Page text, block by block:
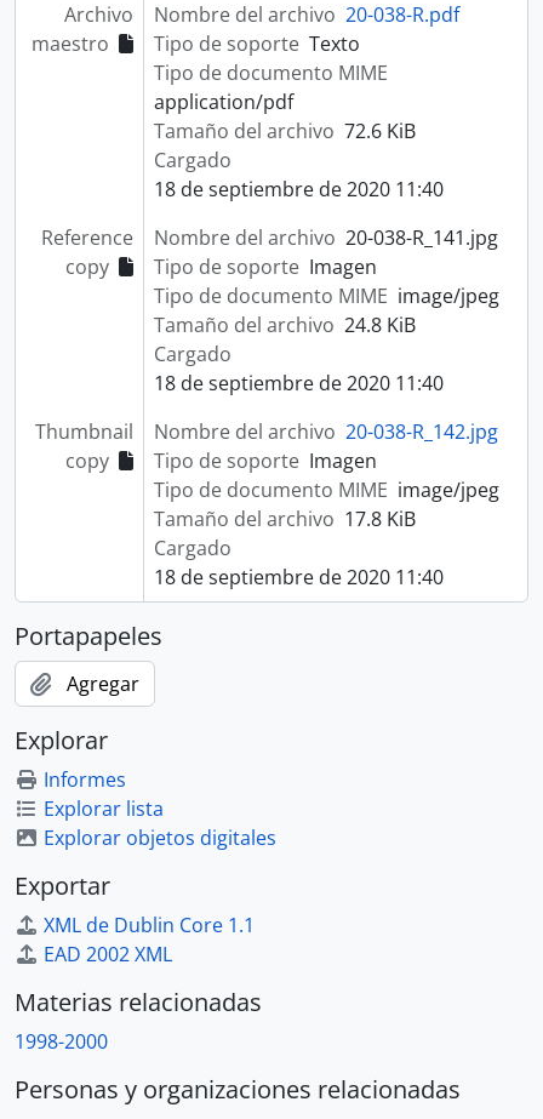
Archivo
maestro
Nombre del archivo 20-038-R.pdf
Tipo de soporte Texto
Tipo de documento MIME
application/pdf
Tamaño del archivo 72.6 KiB
Cargado
18 de septiembre de 2020 11:40
Reference
copy
Nombre del archivo 20-038-R_141.jpg
Tipo de soporte Imagen
Tipo de documento MIME image/jpeg
Tamaño del archivo 24.8 KiB
Cargado
18 de septiembre de 2020 11:40
Thumbnail
copy
Nombre del archivo 20-038-R_142.jpg
Tipo de soporte Imagen
Tipo de documento MIME image/jpeg
Tamaño del archivo 17.8 KiB
Cargado
18 de septiembre de 2020 11:40
Portapapeles
Agregar
Explorar
Informes
Explorar lista
Explorar objetos digitales
Exportar
XML de Dublin Core 1.1
EAD 2002 XML
Materias relacionadas
1998-2000
Personas y organizaciones relacionadas